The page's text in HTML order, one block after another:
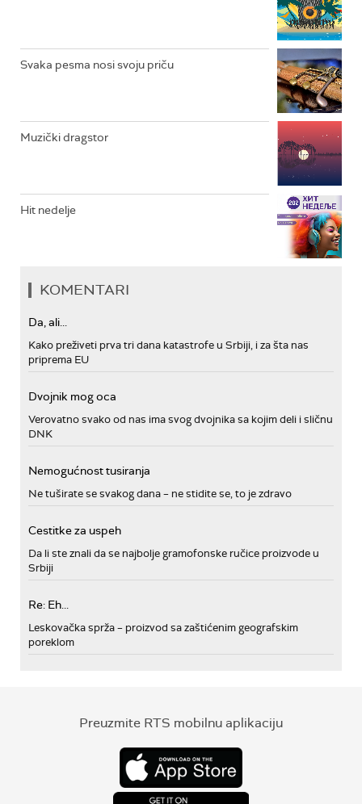
Svaka pesma nosi svoju priču
Muzički dragstor
Hit nedelje
KOMENTARI
Da, ali...
Kako preživeti prva tri dana katastrofe u Srbiji, i za šta nas
priprema EU
Dvojnik mog oca
Verovatno svako od nas ima svog dvojnika sa kojim deli i sličnu
DNK
Nemogućnost tusiranja
Ne tuširate se svakog dana – ne stidite se, to je zdravo
Cestitke za uspeh
Da li ste znali da se najbolje gramofonske ručice proizvode u
Srbiji
Re: Eh...
Leskovačka sprža – proizvod sa zaštićenim geografskim
poreklom
Preuzmite RTS mobilnu aplikaciju